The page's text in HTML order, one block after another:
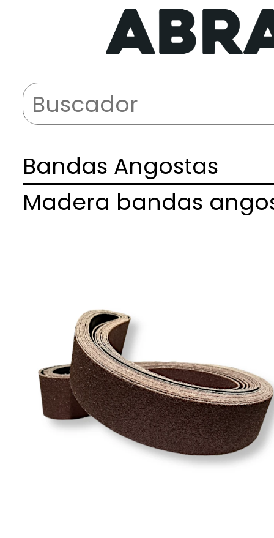
Bandas Angostas
Madera bandas